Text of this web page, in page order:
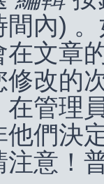
內)
文章
改的
管理
們決
意！